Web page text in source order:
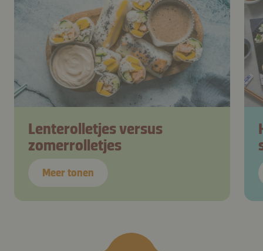
Lenterolletjes versus
zomerrolletjes
Meer tonen